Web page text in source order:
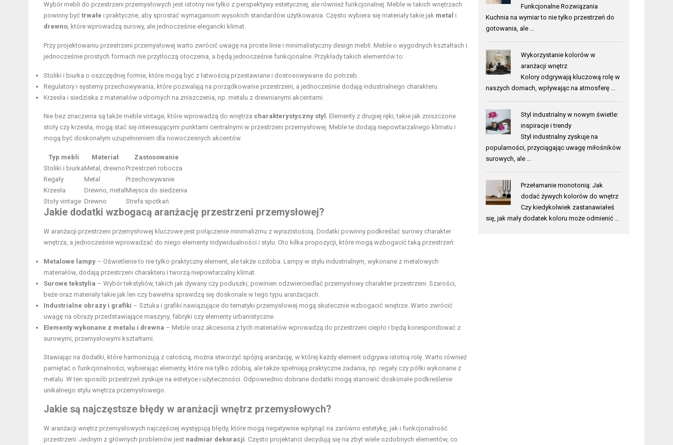
Wybór mebli do przestrzeni przemysłowych jest istotny nie tylko z perspektywy estetycznej, ale również funkcjonalnej. Meble w takich wnętrzach
powinny być trwałe i praktyczne, aby sprostać wymaganiom wysokich standardów użytkowania. Często wybiera się materiały takie jak metal i
drewno, które wprowadzą surowy, ale jednocześnie elegancki klimat.
Przy projektowaniu przestrzeni przemysłowej warto zwrócić uwagę na proste linie i minimalistyczny design mebli. Meble o wygodnych kształtach i
jednocześnie prostych formach nie przytłoczą otoczenia, a będą jednocześnie funkcjonalne. Przykłady takich elementów to:
Stoliki i biurka o oszczędnej formie, które mogą być z łatwością przestawiane i dostosowywane do potrzeb.
Regulatory i systemy przechowywania, które pozwalają na porządkowanie przestrzeni, a jednocześnie dodają industrialnego charakteru.
Krzesła i siedziska z materiałów odpornych na zniszczenia, np. metalu z drewnianymi akcentami.
Nie bez znaczenia są także meble vintage, które wprowadzą do wnętrza charakterystyczny styl . Elementy z drugiej ręki, takie jak zniszczone
stoły czy krzesła, mogą stać się interesującymi punktami centralnymi w przestrzeni przemysłowej. Meble te dodają niepowtarzalnego klimatu i
mogą być doskonałym uzupełnieniem dla nowoczesnych akcentów.
Typ mebli Materiał
Zastosowanie
Stoliki i biurkaMetal, drewno Przestrzeń robocza
Regały
Metal
Przechowywanie
Krzesła
Drewno, metal Miejsca do siedzenia
Stoły vintage Drewno Strefa spotkań
Jakie dodatki wzbogacą aranżację przestrzeni przemysłowej?
W aranżacji przestrzeni przemysłowej kluczowe jest połączenie minimalizmu z wyrazistością. Dodatki powinny podkreślać surowy charakter
wnętrza, a jednocześnie wprowadzać do niego elementy indywidualności i stylu. Oto kilka propozycji, które mogą wzbogacić taką przestrzeń:
Metalowe lampy – Oświetlenie to nie tylko praktyczny element, ale także ozdoba. Lampy w stylu industrialnym, wykonane z metalowych
materiałów, dodają przestrzeni charakteru i tworzą niepowtarzalny klimat.
Surowe tekstylia – Wybór tekstyliów, takich jak dywany czy poduszki, powinien odzwierciedlać przemysłowy charakter przestrzeni. Szarości,
beże oraz materiały takie jak len czy bawełna sprawdzą się doskonale w tego typu aranżacjach.
Industrialne obrazy i grafiki – Sztuka i grafiki nawiązujące do tematyki przemysłowej mogą skutecznie wzbogacić wnętrze. Warto zwrócić
uwagę na obrazy przedstawiające maszyny, fabryki czy elementy urbanistyczne.
Elementy wykonane z metalu i drewna – Meble oraz akcesoria z tych materiałów wprowadzą do przestrzeni ciepło i będą korespondować z
surowymi, przemysłowymi kształtami.
Stawiając na dodatki, które harmonizują z całością, można stworzyć spójną aranżację, w której każdy element odgrywa istotną rolę. Warto również
pamiętać o funkcjonalności, wybierając elementy, które nie tylko zdobią, ale także spełniają praktyczne zadania, np. regały czy półki wykonane z
metalu. W ten sposób przestrzeń zyskuje na estetyce i użyteczności. Odpowiednio dobrane dodatki mogą stanowić doskonałe podkreślenie
unikalnego stylu wnętrza przemysłowego.
Jakie są najczęstsze błędy w aranżacji wnętrz przemysłowych?
W aranżacji wnętrz przemysłowych najczęściej występują błędy, które mogą negatywnie wpłynąć na zarówno estetykę, jak i funkcjonalność
przestrzeni. Jednym z głównych problemów jest nadmiar dekoracji. Często projektanci decydują się na zbyt wiele ozdobnych elementów, co
Funkcjonalne Rozwiązania
Kuchnia na wymiar to nie tylko przestrzeń do
gotowania, ale …
Wykorzystanie kolorów w
aranżacji wnętrz
Kolory odgrywają kluczową rolę w
naszych domach, wpływając na atmosferę …
Styl industrialny w nowym świetle:
inspiracje i trendy
Styl industrialny zyskuje na
popularności, przyciągając uwagę miłośników
surowych, ale …
Przełamanie monotonią: Jak
dodać żywych kolorów do wnętrz
Czy kiedykolwiek zastanawiałeś
się, jak mały dodatek koloru może odmienić …